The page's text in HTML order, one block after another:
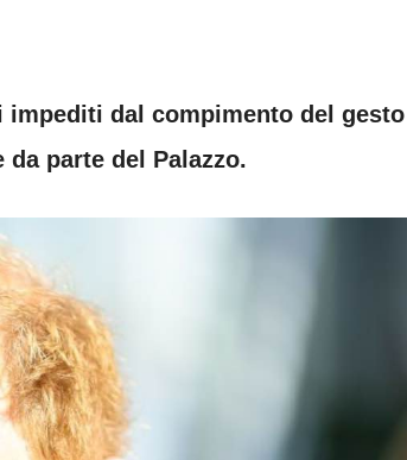
impediti dal compimento del gesto
da parte del Palazzo.